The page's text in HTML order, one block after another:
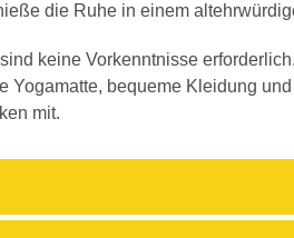
die Ruhe in einem
keine Vorkenntnisse
Yogamatte, bequeme Kleidung
mit.